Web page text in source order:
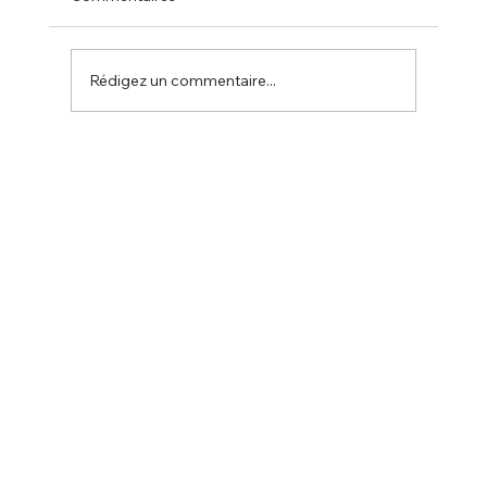
Rédigez un commentaire...